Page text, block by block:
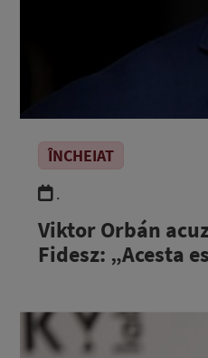
ÎNCHEIAT
.
Viktor Orbán
Fidesz: „Acesta